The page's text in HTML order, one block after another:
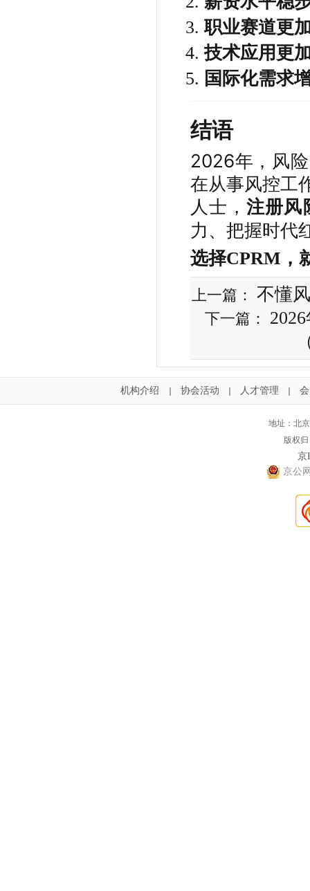
职业赛道更
技术应用更
国际化需求
结语
2026年，风
在从事风控工
人士，注册风
力、把握时代
选择CPRM，
上一篇： 不懂
下一篇：
机构介绍 协会活动 人才管理
地址：北
版权
京
京公